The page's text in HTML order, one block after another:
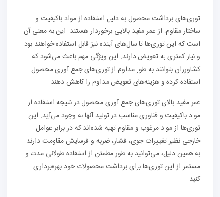
توری‌های برداشت محصول به دلیل استفاده از مواد باکیفیت و
ساختار مقاوم، از عمر مفید بالایی برخوردار هستند. این به معنی آن
است که این توری‌ها تا سال‌های آینده نیز قابل استفاده خواهند بود
و نیاز کمتری به تعویض دارند. این ویژگی مهم باعث می‌شود که
کشاورزان بتوانند به طور مداوم از توری‌های جمع آوری محصول
استفاده کرده و هزینه‌های تعویض مداوم را کاهش دهند.
عمر مفید بالای توری‌های جمع آوری محصول در نتیجه استفاده از
مواد باکیفیت و فناوری مناسب در تولید آنها به وجود می‌آید. این
توری‌ها از مواد مرغوب و مقاوم تهیه شده‌اند که در برابر عوامل
خارجی نظیر تغییرات جوی، فشار، ضربه و فرسایش مقاومت دارند.
به همین دلیل، می‌توانید به طور مطمئن از استفاده طولانی مدت و
مستمر از این توری‌ها برای برداشت محصولات خود بهره‌برداری
کنید.